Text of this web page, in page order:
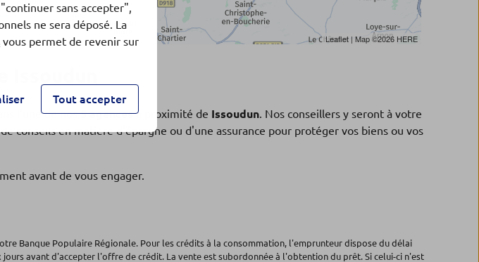
Leaflet | Map ©2026 HERE
l'une de nos5 agencesà proximité de Issoudun. Nos conseillers y seront à votre
conseils en matière d'épargne ou d'une assurance pour protéger vos biens ou vos
avant de vous engager.
Banque Populaire Régionale. Pour les crédits à la consommation, l'emprunteur dispose du délai
avant d'accepter l'offre de crédit. La vente est subordonnée à l'obtention du prêt. Si celui-ci n'est
sans accepter",
ne sera déposé. La
vous permet de revenir sur
Tout accepter